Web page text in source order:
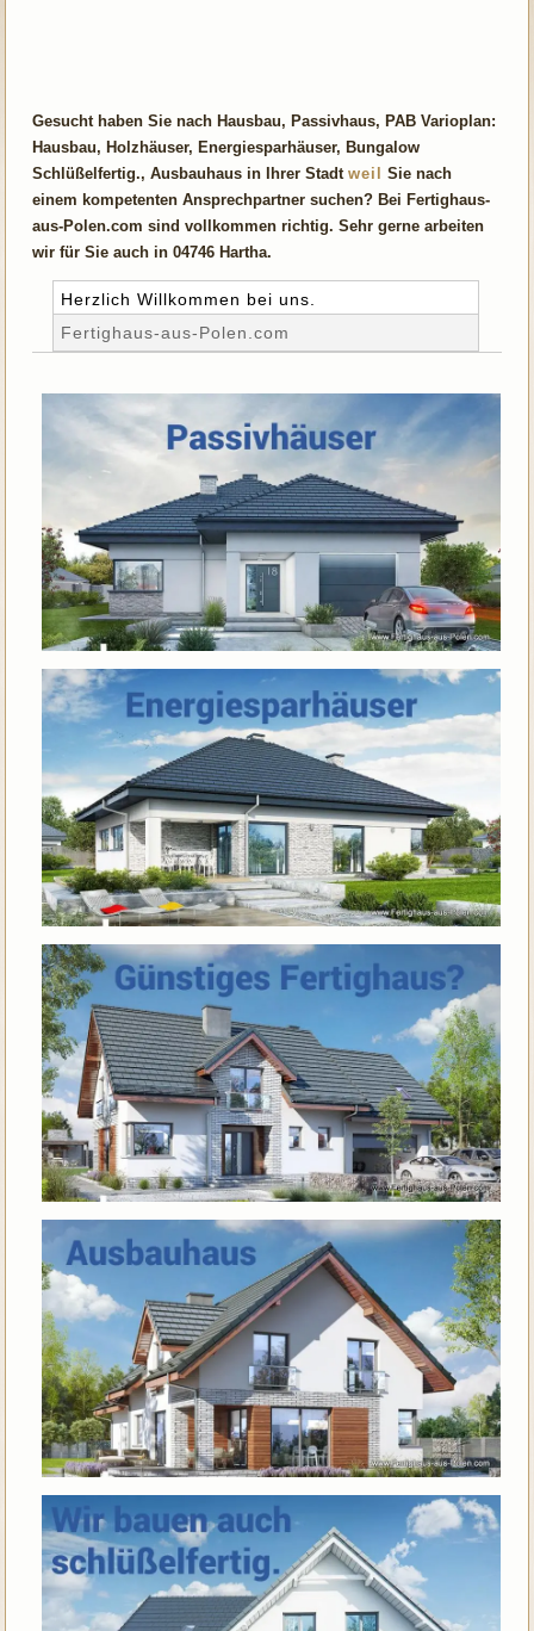
Gesucht haben Sie nach Hausbau, Passivhaus, PAB Varioplan:
Hausbau, Holzhäuser, Energiesparhäuser, Bungalow
Schlüßelfertig., Ausbauhaus in Ihrer Stadtweil
Sie nach
einem kompetenten Ansprechpartner suchen? Bei Fertighaus-
aus-Polen.com sind vollkommen richtig. Sehr gerne arbeiten
wir für Sie auch in 04746 Hartha.
Herzlich Willkommen bei uns.
Fertighaus-aus-Polen.com